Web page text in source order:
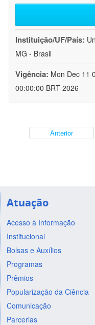
Instituição/UF/País:
MG - Brasil
Vigência: Mon Dec 11
00:00:00 BRT 2026
Anterior
Atuação
Acesso à Informação
Institucional
Bolsas e Auxílios
Programas
Prêmios
Popularização da Ciência
Comunicação
Parcerias